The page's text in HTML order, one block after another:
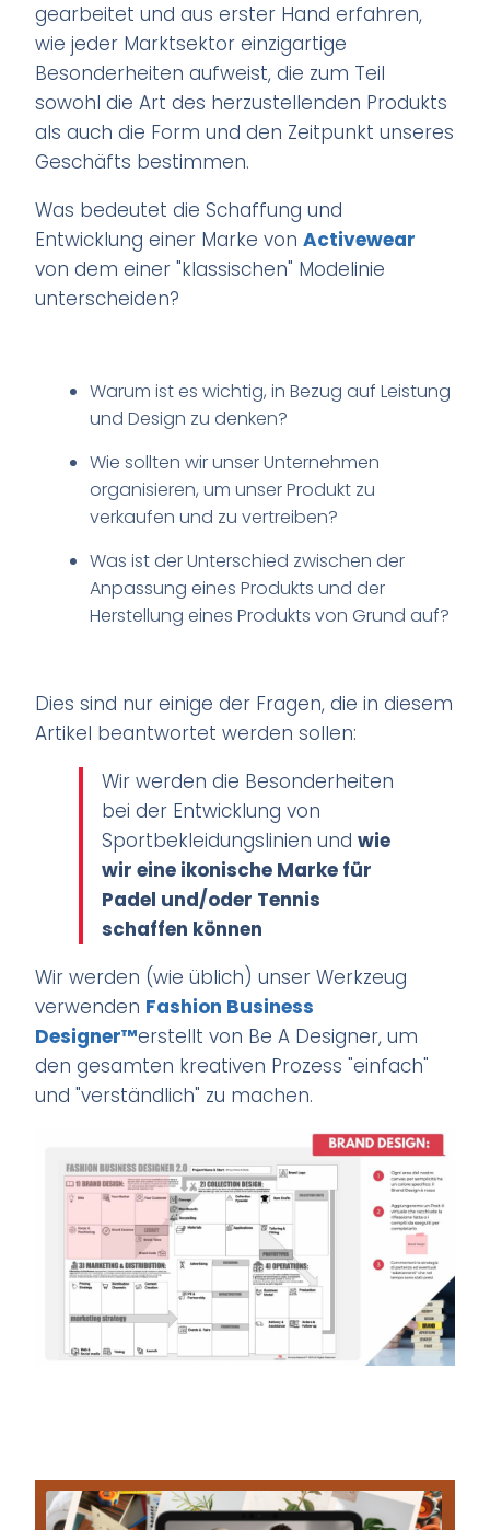
gearbeitet und aus erster Hand erfahren,
wie jeder Marktsektor einzigartige
Besonderheiten aufweist, die zum Teil
sowohl die Art des herzustellenden Produkts
als auch die Form und den Zeitpunkt unseres
Geschäfts bestimmen.
Was bedeutet die Schaffung und
Entwicklung einer Marke vonActivewear
von dem einer "klassischen" Modelinie
unterscheiden?
Warum ist es wichtig, in Bezug auf Leistung
und Design zu denken?
Wie sollten wir unser Unternehmen
organisieren, um unser Produkt zu
verkaufen und zu vertreiben?
Was ist der Unterschied zwischen der
Anpassung eines Produkts und der
Herstellung eines Produkts von Grund auf?
Dies sind nur einige der Fragen, die in diesem
Artikel beantwortet werden sollen:
Wir werden die Besonderheiten
bei der Entwicklung von
Sportbekleidungslinien undwie
wir eine ikonische Marke für
Padel und/oder Tennis
schaffen können
Wir werden (wie üblich) unser Werkzeug
verwenden Fashion Business
Designer™erstellt von Be A Designer, um
den gesamten kreativen Prozess "einfach"
und "verständlich" zu machen.